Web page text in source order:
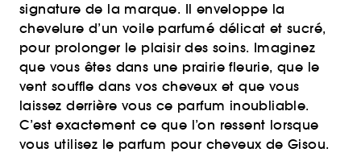
signature de la marque. Il enveloppe la
chevelure d’un voile parfumé délicat et sucré,
pour prolonger le plaisir des soins. Imaginez
que vous êtes dans une prairie fleurie, que le
vent souffle dans vos cheveux et que vous
laissez derrière vous ce parfum inoubliable.
C’est exactement ce que l’on ressent lorsque
vous utilisez le parfum pour cheveux de Gisou.